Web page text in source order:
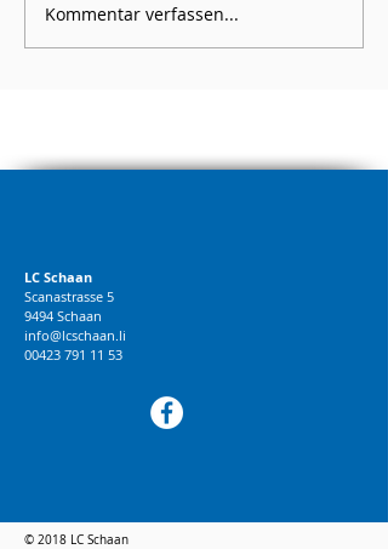
Kommentar verfassen...
LC Schaan
Scanastrasse 5
9494 Schaan
info@lcschaan.li
00423 791 11 53
© 2018 LC Schaan